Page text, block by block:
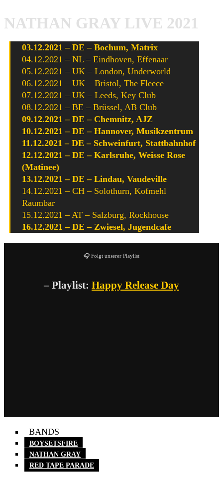
NATHAN GRAY LIVE 2021
03.12.2021 – DE – Bochum, Matrix
04.12.2021 – NL – Eindhoven, Effenaar
05.12.2021 – UK – London, Underworld
06.12.2021 – UK – Bristol, The Fleece
07.12.2021 – UK – Leeds, Key Club
08.12.2021 – BE – Brüssel, AB Club
09.12.2021 – DE – Chemnitz, AJZ
10.12.2021 – DE – Hannover, Musikzentrum
11.12.2021 – DE – Schweinfurt, Stattbahnhof
12.12.2021 – DE – Karlsruhe, Weisse Rose
(Matinee)
13.12.2021 – DE – Lindau, Vaudeville
14.12.2021 – CH – Solothurn, Kofmehl
Raumbar
15.12.2021 – AT – Salzburg, Rockhouse
16.12.2021 – DE – Zwiesel, Jugendcafe
🎧 Folgt unserer Playlist
– Playlist: Happy Release Day
BANDS
BOYSETSFIRE
NATHAN GRAY
RED TAPE PARADE